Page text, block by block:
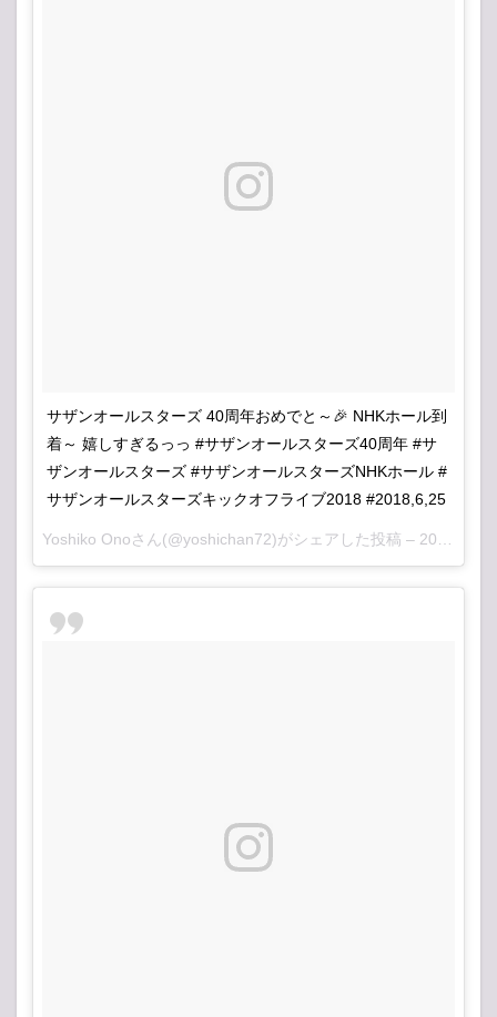
サザンオールスターズ 40周年おめでと～🎉 NHKホール到
着～ 嬉しすぎるっっ #サザンオールスターズ40周年 #サ
ザンオールスターズ #サザンオールスターズNHKホール #
サザンオールスターズキックオフライブ2018 #2018,6,25
Yoshiko Onoさん(@yoshichan72)がシェアした投稿 – 2018年 6月月25日午前1時34分PDT